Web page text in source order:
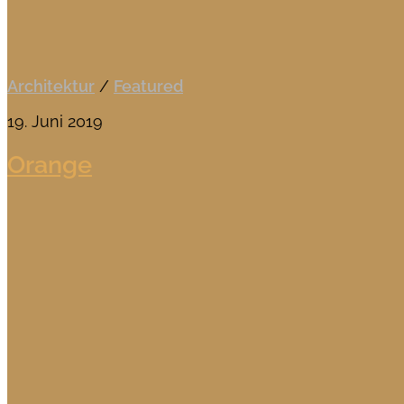
Architektur / Featured
19. Juni 2019
Orange